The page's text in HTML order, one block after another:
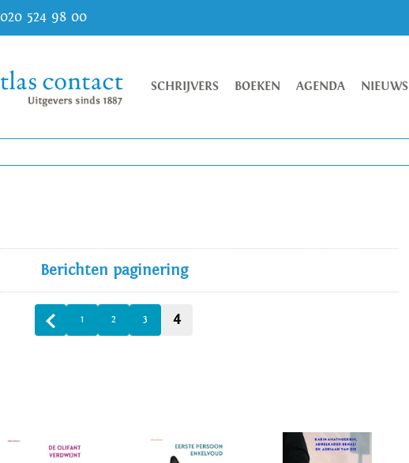
020 524 98 00
SCHRIJVERS BOEKEN AGENDA NIEUWS
Berichten paginering
1 2 3 4